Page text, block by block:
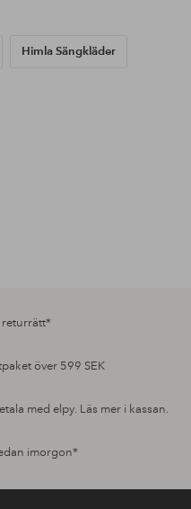
Himla Sängkläder
returrätt*
över 599 SEK
med elpy. Läs mer i kassan.
imorgon*